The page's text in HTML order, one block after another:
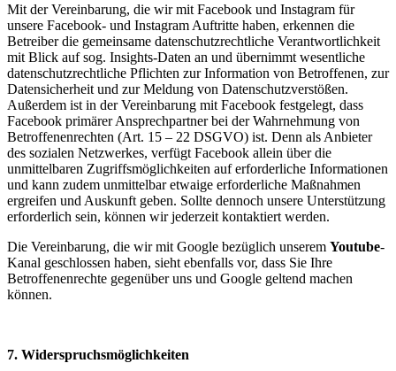
Mit der Vereinbarung, die wir mit Facebook und Instagram für
unsere Facebook- und Instagram Auftritte haben, erkennen die
Betreiber die gemeinsame datenschutzrechtliche Verantwortlichkeit
mit Blick auf sog. Insights-Daten an und übernimmt wesentliche
datenschutzrechtliche Pflichten zur Information von Betroffenen, zur
Datensicherheit und zur Meldung von Datenschutzverstößen.
Außerdem ist in der Vereinbarung mit Facebook festgelegt, dass
Facebook primärer Ansprechpartner bei der Wahrnehmung von
Betroffenenrechten (Art. 15 – 22 DSGVO) ist. Denn als Anbieter
des sozialen Netzwerkes, verfügt Facebook allein über die
unmittelbaren Zugriffsmöglichkeiten auf erforderliche Informationen
und kann zudem unmittelbar etwaige erforderliche Maßnahmen
ergreifen und Auskunft geben. Sollte dennoch unsere Unterstützung
erforderlich sein, können wir jederzeit kontaktiert werden.
Die Vereinbarung, die wir mit Google bezüglich unserem Youtube-
Kanal geschlossen haben, sieht ebenfalls vor, dass Sie Ihre
Betroffenenrechte gegenüber uns und Google geltend machen
können.
7. Widerspruchsmöglichkeiten